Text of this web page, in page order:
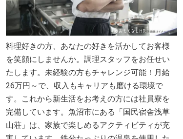
料理好きの方、あなたの好きを活かしてお客様
を笑顔にしませんか。調理スタッフをお任せい
たします。未経験の方もチャレンジ可能！月給
26万円～で、収入もキャリアも磨ける環境で
す。これから新生活をお考えの方には社員寮を
完備しています。魚沼市にある「国民宿舎浅草
山荘」は、家族で楽しめるアクティビティが充